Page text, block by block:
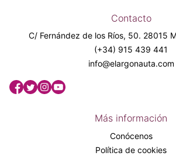
Contacto
C/ Fernández de los Ríos, 50. 28015
(+34) 915 439 441
info@elargonauta.com
Más información
Conócenos
Política de cookies